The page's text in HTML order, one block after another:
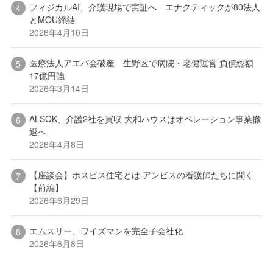
フィジカルAI、介護現場で実証へ エナクティックが80法人
とMOU締結
2026年4月10日
医療法人アエバ会破産 生野区で病院・老健運営 負債総額
17億円強
2026年3月14日
ALSOK、介護2社を買収 大和ハウスはオペレーション事業撤
退へ
2026年4月8日
【座談会】ホスピス住宅とは アンビスの看護師たちに聞く
【前編】
2026年6月29日
エムスリー、ワイズマンを完全子会社化
2026年6月8日